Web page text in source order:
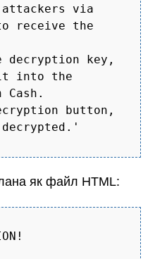
via
receive the
key,
into the
button,
як файл HTML: